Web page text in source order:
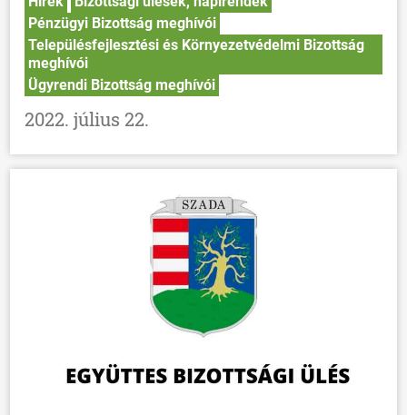
HÍREK
VÁLASZTÁSOK
Pénzügyi Bizottság meghívói
Településfejlesztési és Környezetvédelmi Bizottság
meghívói
Ügyrendi Bizottság meghívói
2022. július 22.